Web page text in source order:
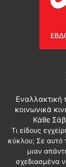
Εναλλακτική
κοινωνικά
Κάθε
Τι είδους
κύκλου; Σε αυτό
μιαν
σχεδιασμένα